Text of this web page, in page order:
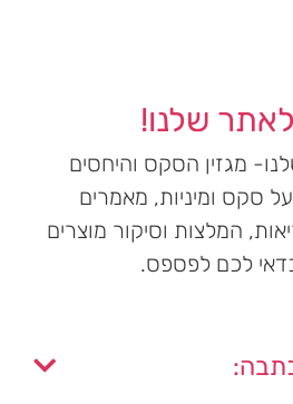
שלנו!
מגזין הסקס והיחסים
סקס ומיניות, מאמרים
המלצות וסיקור מוצרים
לכם לפספס.